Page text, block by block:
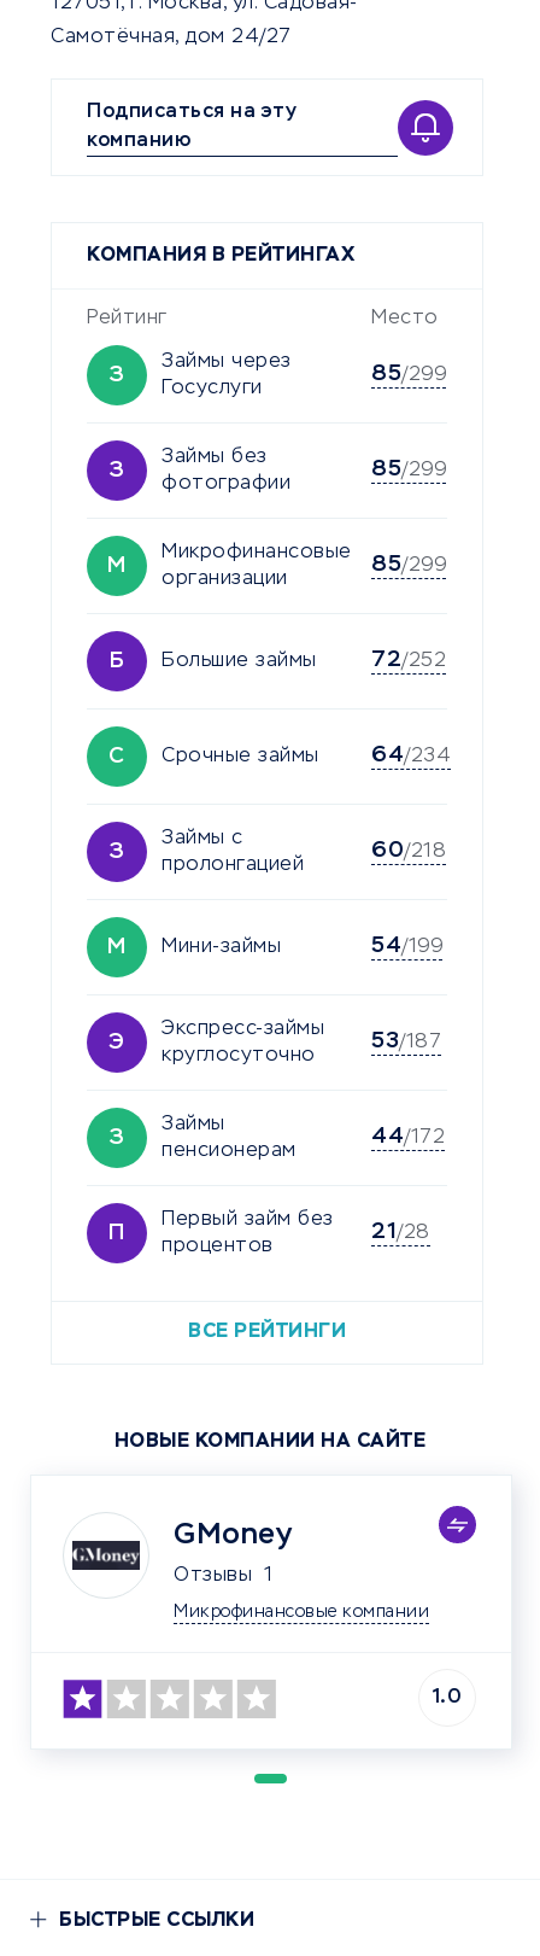
127051, г. Москва, ул. Садовая-
Самотёчная, дом 24/27
Подписаться на эту
компанию
КОМПАНИЯ В РЕЙТИНГАХ
Рейтинг Место
З
Займы через
Госуслуги
85/299
З
Займы без
фотографии
85/299
М
Микрофинансовые
организации
85/299
Б Большие займы 72/252
С Срочные займы 64/234
З
Займы с
пролонгацией
60/218
М Мини-займы 54/199
Э
Экспресс-займы
круглосуточно
53/187
З
Займы
пенсионерам
44/172
Первый займ без
процентов
21/28
ВСЕ РЕЙТИНГИ
НОВЫЕ КОМПАНИИ НА САЙТЕ
GMoney
Отзывы 1
Микрофинансовые компании
1.0
БЫСТРЫЕ ССЫЛКИ